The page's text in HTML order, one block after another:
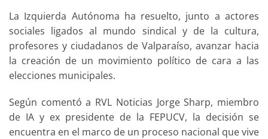
La Izquierda Autónoma ha resuelto, junto a actores
sociales ligados al mundo sindical y de la cultura,
profesores y ciudadanos de Valparaíso, avanzar hacia
la creación de un movimiento político de cara a las
elecciones municipales.
Según comentó a RVL Noticias Jorge Sharp, miembro
de IA y ex presidente de la FEPUCV, la decisión se
encuentra en el marco de un proceso nacional que vive